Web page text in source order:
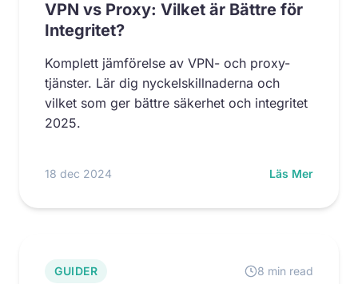
VPN vs Proxy: Vilket är Bättre för
Integritet?
Komplett jämförelse av VPN- och proxy-
tjänster. Lär dig nyckelskillnaderna och
vilket som ger bättre säkerhet och integritet
2025.
18 dec 2024 Läs Mer
GUIDER 8 min read